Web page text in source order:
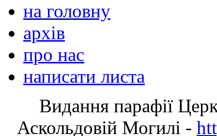
на головну
архів
про нас
написати листа
Видання парафії
Аскольдовій Могилі -